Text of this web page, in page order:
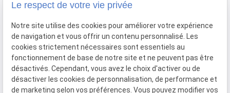
call 03 66 88 25 48
mail sorriaux.avocat@gmail.com
pin_drop
2 rue de la Sous-Préfecture
Le respect de votre vie privée
Notre site utilise des cookies pour améliorer votre expérience
de navigation et vous offrir un contenu personnalisé. Les
cookies strictement nécessaires sont essentiels au
fonctionnement de base de notre site et ne peuvent pas être
désactivés. Cependant, vous avez le choix d'activer ou de
désactiver les cookies de personnalisation, de performance et
de marketing selon vos préférences. Vous pouvez modifier vos